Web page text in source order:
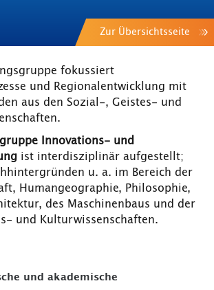
Zur Übersichtsseite
fokussiert
und Regionalentwicklung mit
aus den Sozial-, Geistes- und
Innovations- und
ist interdisziplinär aufgestellt;
u. a. im Bereich der
Humangeographie, Philosophie,
des Maschinenbaus und der
und Kulturwissenschaften.
und akademische